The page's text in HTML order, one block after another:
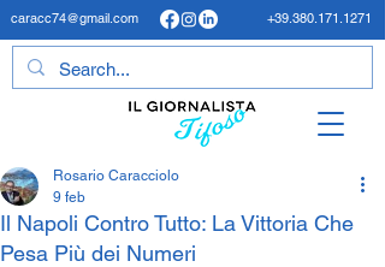
caracc74@gmail.com +39.380.171.1271
Il Napoli Contro Tutto: La Vittoria Che
Pesa Più dei Numeri
Rosario Caracciolo
9 feb